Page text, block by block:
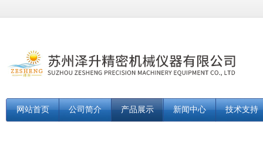
网站首页 公司简介 产品展示 新闻中心 技术支持